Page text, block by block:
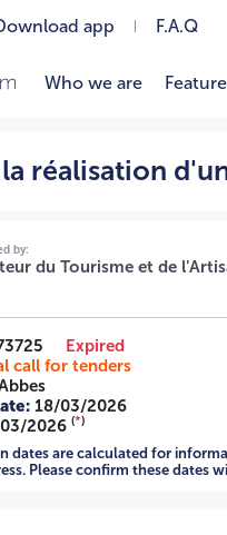
app F.A.Q
Who we are
réalisation
by:
du Tourisme et de
Expired
call for tenders
18/03/2026
2026 (*)
dates are calculated for
Please confirm these dates